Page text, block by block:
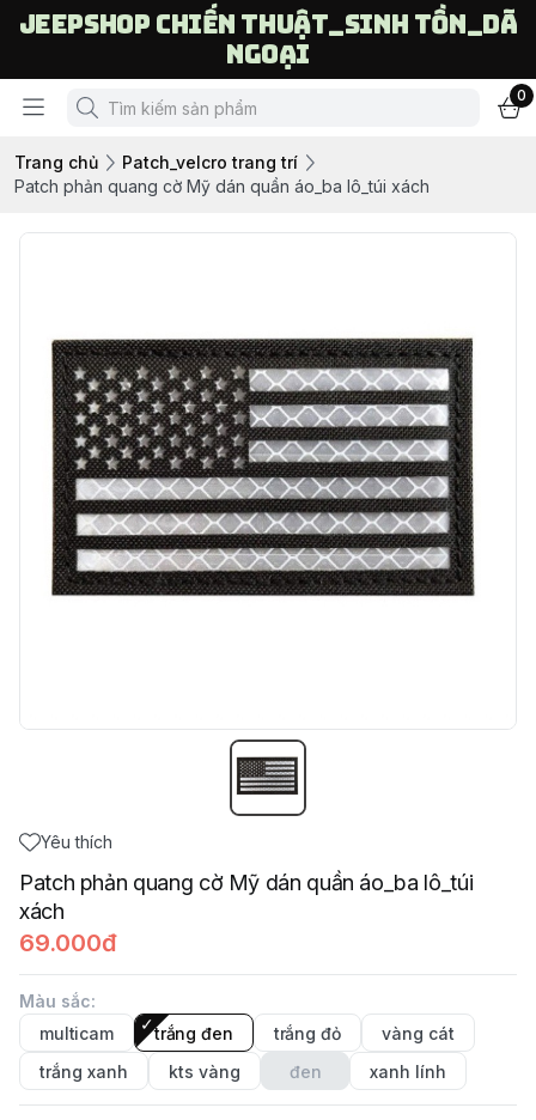
Jeepshop chiến thuật_sinh tồn_dã
ngoại
0
Trang chủ
Patch_velcro trang trí
Patch phản quang cờ Mỹ dán quần áo_ba lô_túi xách
Yêu thích
Patch phản quang cờ Mỹ dán quần áo_ba lô_túi
xách
69.000đ
Màu sắc:
multicam
trắng đen trắng đỏ
vàng cát
trắng xanh
kts vàng đen xanh lính